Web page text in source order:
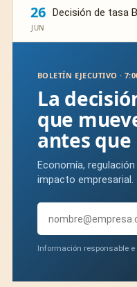
26
JUN
Decisión de tasa
BOLETÍN EJECUTIVO ·
La
que
antes
Economía,
impacto empresarial.
Información responsable